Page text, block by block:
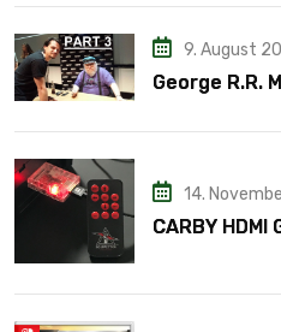
9. August
George R.R.
14.
CARBY